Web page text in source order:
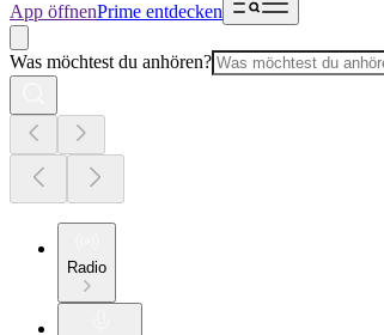
App öffnenPrime entdecken
Was möchtest du anhören?
Radio